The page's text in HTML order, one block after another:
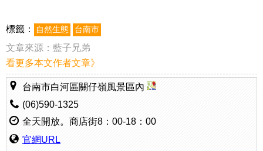
標籤： 自然生態 台南市
文章來源： 藍子兄弟
看更多本文作者文章》
台南市白河區關仔嶺風景區內
(06)590-1325
全天開放。商店街8：00-18：00
官網URL